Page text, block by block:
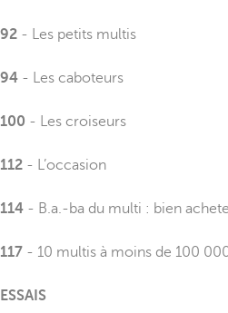
92 - Les petits multis
94 - Les caboteurs
100 - Les croiseurs
112 - L’occasion
114 - B.a.-ba du multi : bien
117 - 10 multis à moins de 100
ESSAIS